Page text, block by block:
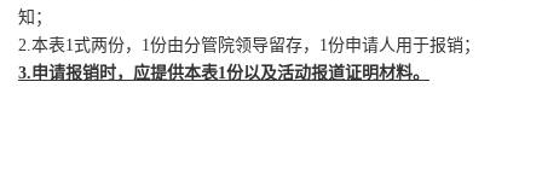
知；
2.本表1式两份， 1份由分管院领导留存， 1份申请人用于报销；
3.申请报销时，应提供本表1份以及活动报道证明材料。